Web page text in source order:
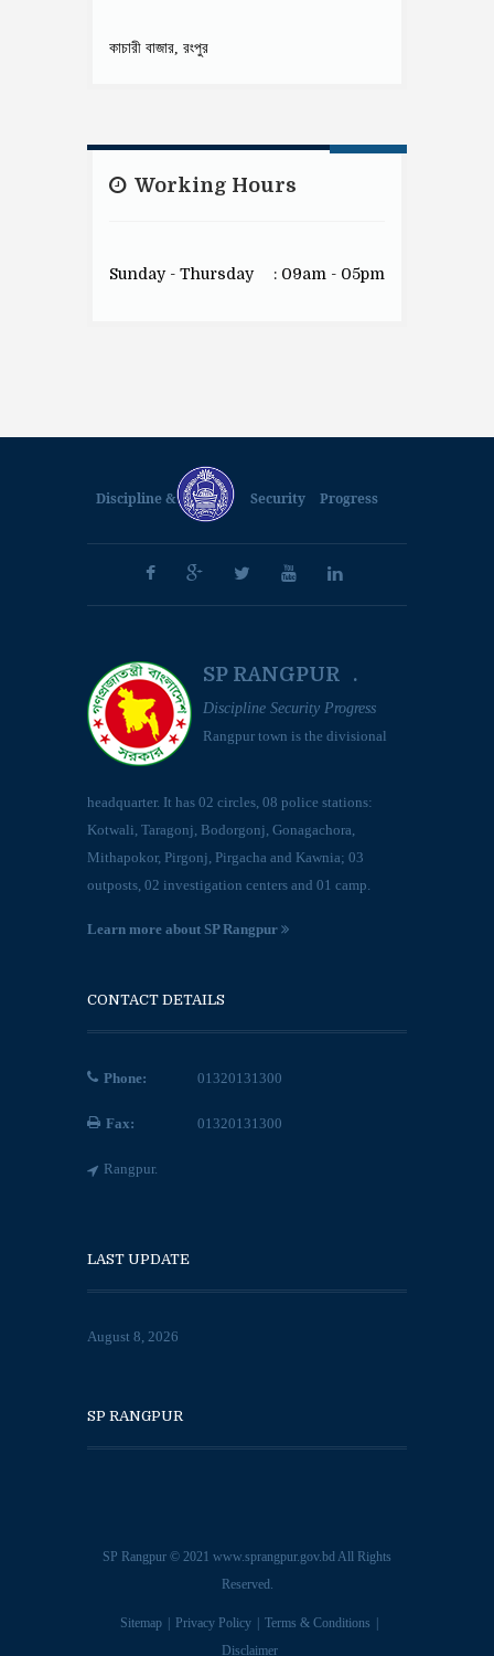
কাচারী বাজার, রংপুর
Working Hours
Sunday - Thursday : 09am - 05pm
Discipline & Security Progress
SP RANGPUR .
Discipline Security Progress
Rangpur town is the divisional
headquarter. It has 02 circles, 08 police stations:
Kotwali, Taragonj, Bodorgonj, Gonagachora,
Mithapokor, Pirgonj, Pirgacha and Kawnia; 03
outposts, 02 investigation centers and 01 camp.
Learn more about SP Rangpur
CONTACT DETAILS
Phone: 01320131300
Fax: 01320131300
Rangpur.
LAST UPDATE
August 8, 2026
SP RANGPUR
SP Rangpur © 2021 www.sprangpur.gov.bd All Rights
Reserved.
Sitemap Privacy Policy
Terms & Conditions
Disclaimer